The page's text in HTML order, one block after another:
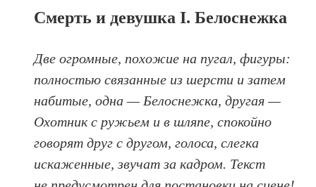
Смерть и девушка I. Белоснежка
Две огромные, похожие на пугал, фигуры:
полностью связанные из шерсти и затем
набитые, одна — Белоснежка, другая —
Охотник с ружьем и в шляпе, спокойно
говорят друг с другом, голоса, слегка
искаженные, звучат за кадром. Текст